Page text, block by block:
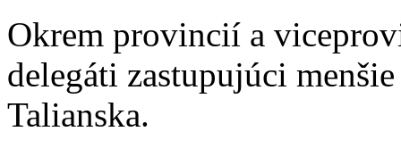
Okrem provincií a
delegáti zastupujúci
Talianska.